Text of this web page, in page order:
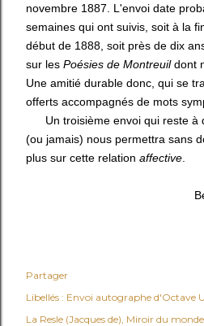
novembre 1887. L'envoi date
semaines qui ont suivis, soit à la
début de 1888, soit près de dix
sur les Poésies de Montreuildont
Une amitié durable donc, qui se
offerts accompagnés de mots
Un troisième envoi qui reste à
(ou jamais) nous permettra sans
plus sur cette relation affective
Partager
Libellés : Envoi autographe d'Octave
La Resle (Jacques de) Miroir du monde